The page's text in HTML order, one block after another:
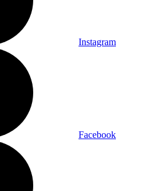
Instagram
Facebook